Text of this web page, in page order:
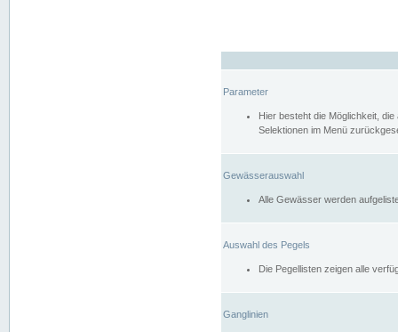
Parameter
Hier besteht die Möglichkeit,
Selektionen im Menü
Gewässerauswahl
Alle Gewässer werden
Auswahl des Pegels
Die Pegellisten zeigen alle
Ganglinien